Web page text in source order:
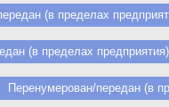
(в пределах
(в пределах предприятия)
Перенумерован/передан (в